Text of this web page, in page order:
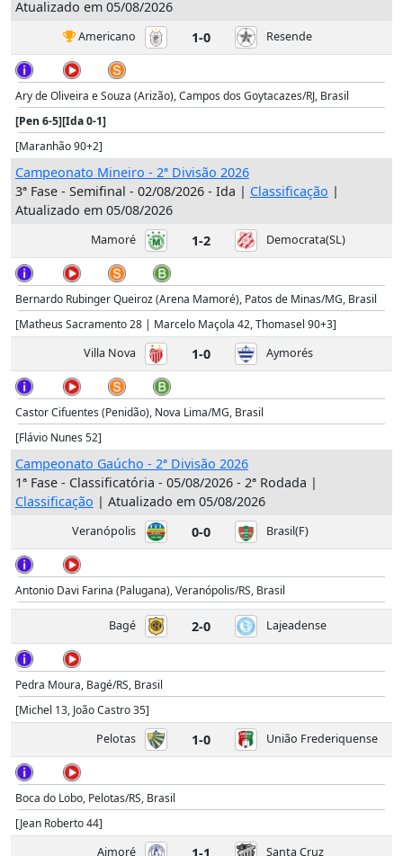
Atualizado em 05/08/2026
Americano 1-0 Resende
Ary de Oliveira e Souza (Arizão), Campos dos Goytacazes/RJ, Brasil
[Pen 6-5][Ida 0-1]
[Maranhão 90+2]
Campeonato Mineiro - 2ª Divisão 2026
3ª Fase - Semifinal - 02/08/2026 - Ida | Classificação |
Atualizado em 05/08/2026
Mamoré 1-2 Democrata(SL)
Bernardo Rubinger Queiroz (Arena Mamoré), Patos de Minas/MG, Brasil
[Matheus Sacramento 28 | Marcelo Maçola 42, Thomasel 90+3]
Villa Nova
1-0 Aymorés
Castor Cifuentes (Penidão), Nova Lima/MG, Brasil
[Flávio Nunes 52]
Campeonato Gaúcho - 2ª Divisão 2026
1ª Fase - Classificatória - 05/08/2026 - 2ª Rodada |
Classificação | Atualizado em 05/08/2026
Veranópolis 0-0 Brasil(F)
Antonio Davi Farina (Palugana), Veranópolis/RS, Brasil
Bagé 2-0 Lajeadense
Pedra Moura, Bagé/RS, Brasil
[Michel 13, João Castro 35]
Pelotas
1-0 União Frederiquense
Boca do Lobo, Pelotas/RS, Brasil
[Jean Roberto 44]
Aimoré
Santa Cruz